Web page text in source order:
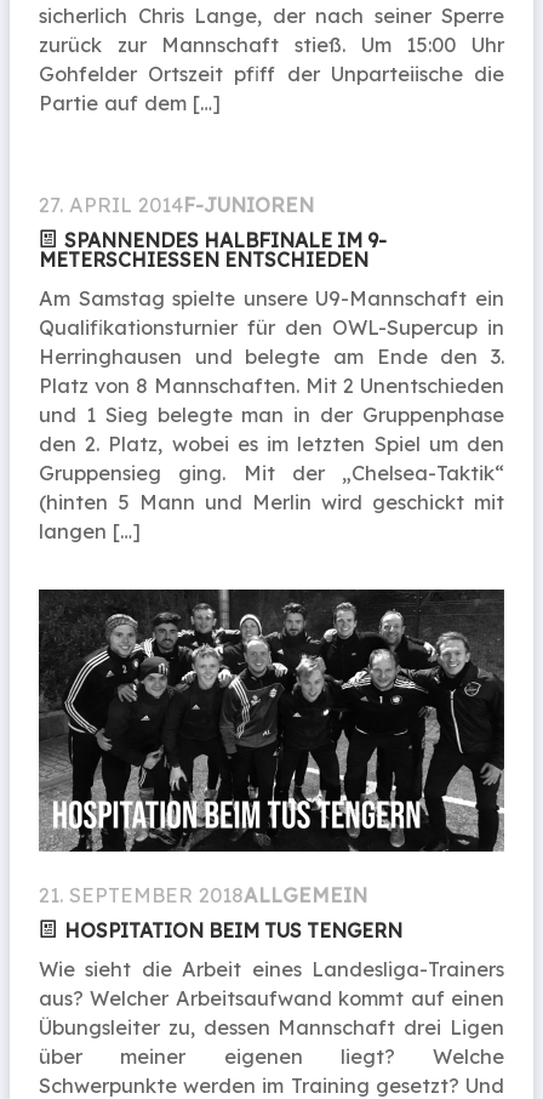
sicherlich Chris Lange, der nach seiner Sperre
zurück zur Mannschaft stieß. Um 15:00 Uhr
Gohfelder Ortszeit pfiff der Unparteiische die
Partie auf dem […]
27. APRIL 2014F-JUNIOREN
SPANNENDES HALBFINALE IM 9-
METERSCHIESSEN ENTSCHIEDEN
Am Samstag spielte unsere U9-Mannschaft ein
Qualifikationsturnier für den OWL-Supercup in
Herringhausen und belegte am Ende den 3.
Platz von 8 Mannschaften. Mit 2 Unentschieden
und 1 Sieg belegte man in der Gruppenphase
den 2. Platz, wobei es im letzten Spiel um den
Gruppensieg ging. Mit der „Chelsea-Taktik“
(hinten 5 Mann und Merlin wird geschickt mit
langen […]
21. SEPTEMBER 2018ALLGEMEIN
HOSPITATION BEIM TUS TENGERN
Wie sieht die Arbeit eines Landesliga-Trainers
aus? Welcher Arbeitsaufwand kommt auf einen
Übungsleiter zu, dessen Mannschaft drei Ligen
über meiner eigenen liegt? Welche
Schwerpunkte werden im Training gesetzt? Und